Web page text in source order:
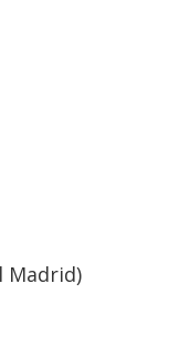
Madrid)